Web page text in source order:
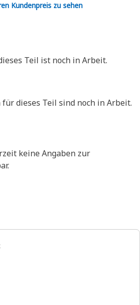
Kundenpreis zu sehen
Teil ist noch in Arbeit.
dieses Teil sind noch in Arbeit.
keine Angaben zur